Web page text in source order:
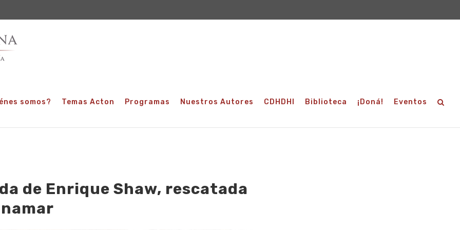
somos? Temas Acton Programas Nuestros Autores CDHDHI Biblioteca ¡Doná! Eventos
de Enrique Shaw, rescatada